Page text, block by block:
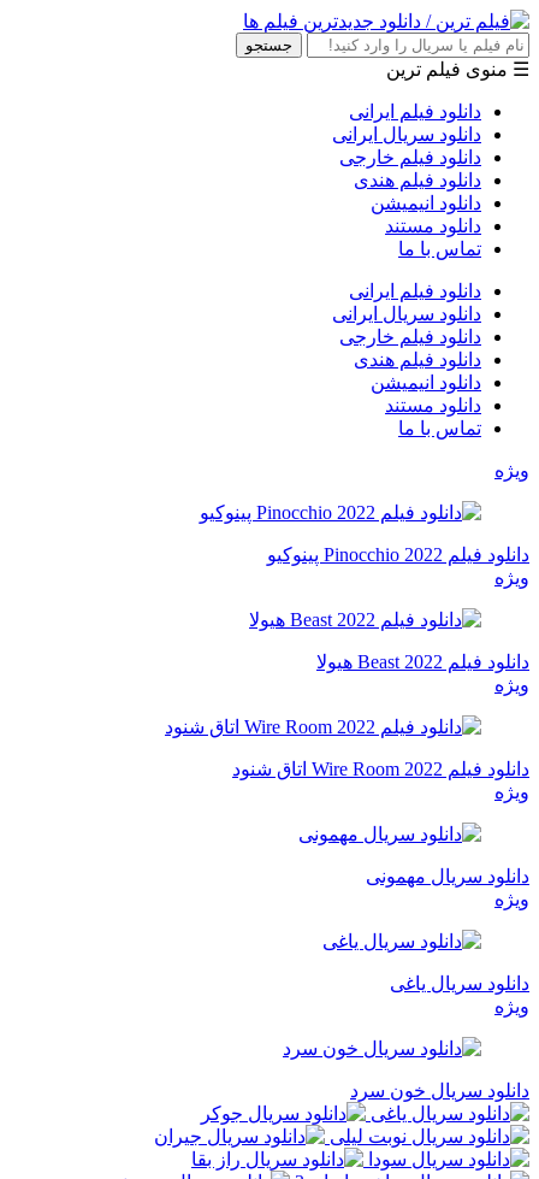
جستجو
☰ منوی فیلم ترین
دانلود فیلم ایرانی
دانلود سریال ایرانی
دانلود فیلم خارجی
دانلود فیلم هندی
دانلود انیمیشن
دانلود مستند
تماس با ما
دانلود فیلم ایرانی
دانلود سریال ایرانی
دانلود فیلم خارجی
دانلود فیلم هندی
دانلود انیمیشن
دانلود مستند
تماس با ما
ویژه
دانلود فیلم Pinocchio 2022 پینوکیو
ویژه
دانلود فیلم Beast 2022 هیولا
ویژه
دانلود فیلم Wire Room 2022 اتاق شنود
ویژه
دانلود سریال مهمونی
ویژه
دانلود سریال یاغی
ویژه
دانلود سریال خون سرد